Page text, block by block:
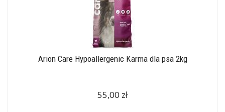
Arion Care Hypoallergenic Karma dla psa 2kg
55,00 zł